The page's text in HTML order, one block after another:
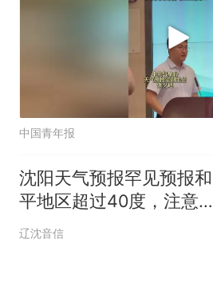
中国青年报
沈阳天气预报罕见预报和
平地区超过40度，注意防
暑降温
辽沈音信